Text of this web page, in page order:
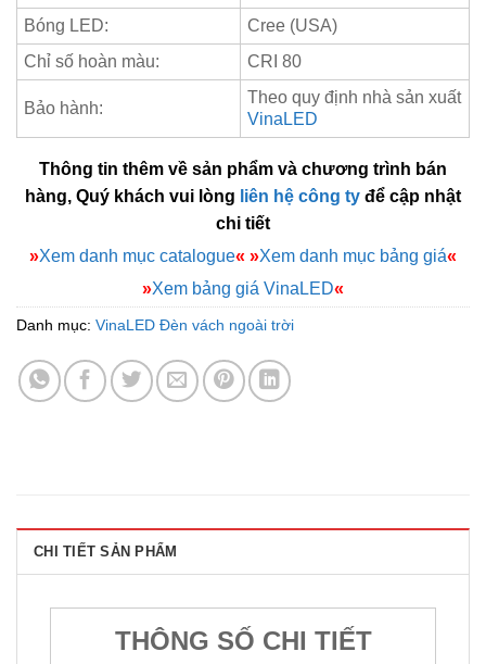
Bóng LED:
Cree (USA)
Chỉ số hoàn màu:
CRI 80
Bảo hành:
Theo quy định nhà sản xuất
VinaLED
Thông tin thêm về sản phẩm và chương trình bán
hàng, Quý khách vui lòng liên hệ công ty để cập nhật
chi tiết
»Xem danh mục catalogue« »Xem danh mục bảng giá«
»Xem bảng giá VinaLED«
Danh mục: VinaLED Đèn vách ngoài trời
CHI TIẾT SẢN PHẨM
THÔNG SỐ CHI TIẾT